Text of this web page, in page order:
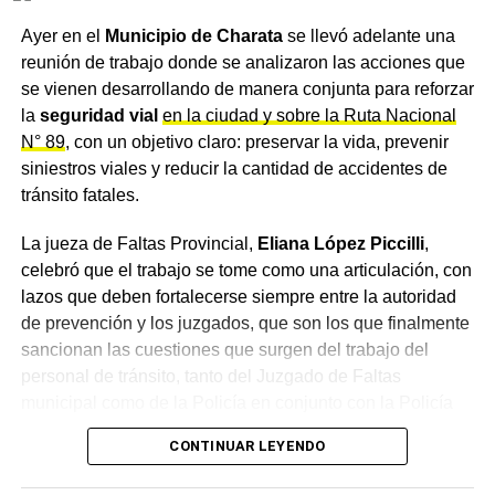
movilización de la CGT
En el marco de la asamblea, Moyano tambiénlanzó un
llamado a la movilización nacionalpara el11 de
febrero, cuando está previsto que el Senado comience el
tratamiento del proyecto de reforma laboral. “Hay que
estar todos en la calle para defender los derechos
conquistados
más amplia.
Esta convocatoria busca, según el sindicalismo
combativo, unir las demandas puntuales de diversos
sectores con una resistencia política más amplia frente a
un paquete de reformas que consideran regresivas.
Repercusiones y miradas
contrapuestas
Ayer en el Municipio de Charatase llevó adelante una
reunión de trabajo donde se analizaron las acciones que
se vienen desarrollando de manera conjunta para reforzar
la seguridad vial en la ciudad y sobre la Ruta Nacional
N° 89, con un objetivo claro: preservar la vida, prevenir
siniestros viales y reducir la cantidad de accidentes de
tránsito fatales.
La jueza de Faltas Provincial, Eliana López Piccilli,
celebró que el trabajo se tome como una articulación, con
lazos que deben fortalecerse siempre entre la autoridad
de prevención y los juzgados, que son los que finalmente
sancionan las cuestiones que surgen del trabajo del
personal de tránsito, tanto del Juzgado de Faltas
Caminera.
Un convenio de intervención
CONTINUAR LEYENDO